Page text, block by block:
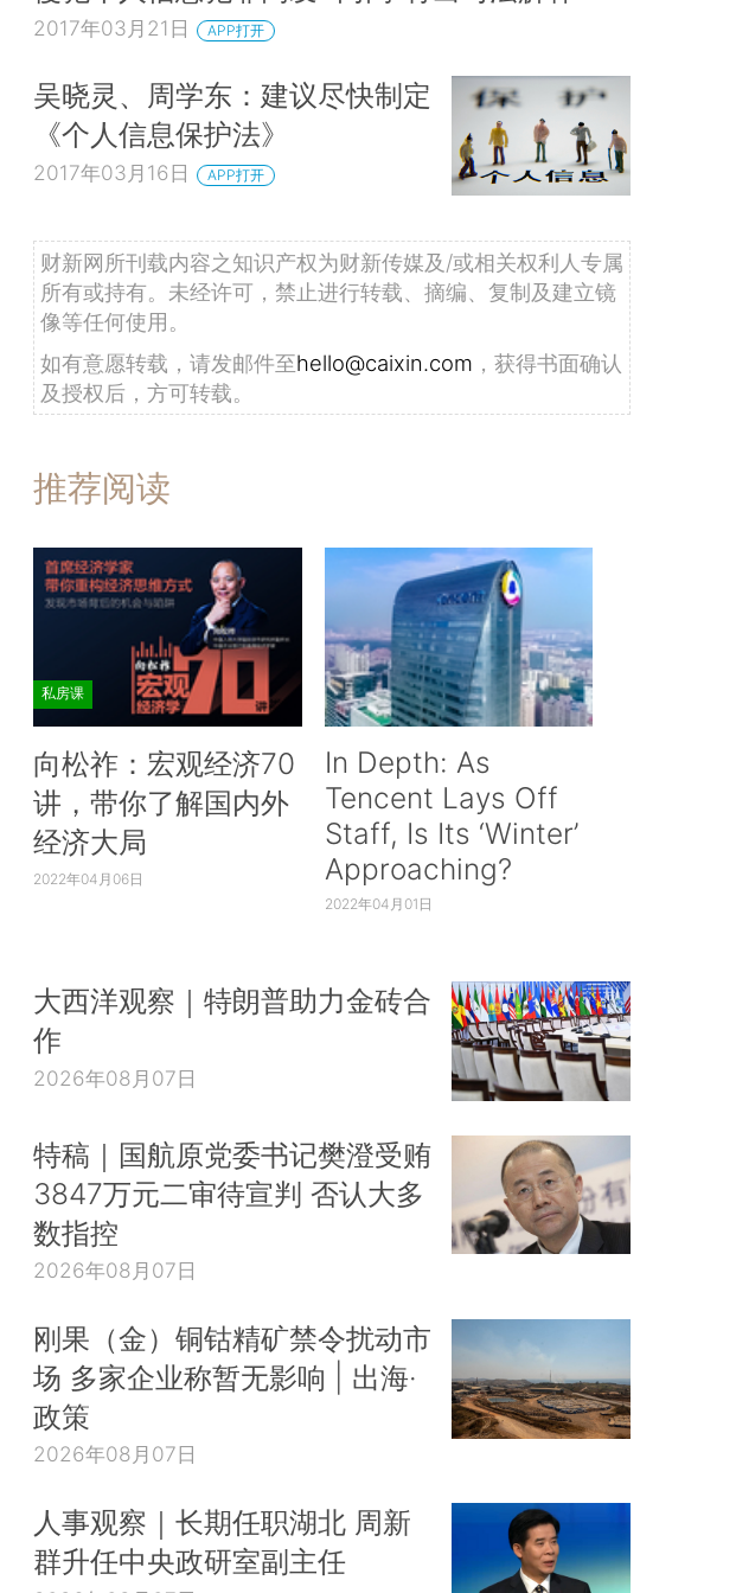
2017年03月21日 APP打开
吴晓灵、周学东：建议尽快制定
《个人信息保护法》
2017年03月16日 APP打开
财新网所刊载内容之知识产权为财新传媒及/或相关权利人专属
所有或持有。未经许可，禁止进行转载、摘编、复制及建立镜
像等任何使用。
如有意愿转载，请发邮件至hello@caixin.com ，获得书面确认
及授权后，方可转载。
推荐阅读
私房课
向松祚：宏观经济70
讲，带你了解国内外
经济大局
2022年04月06日
In Depth: As
Tencent Lays Off
Staff, Is Its ‘Winter’
Approaching?
2022年04月01日
大西洋观察｜特朗普助力金砖合
作
2026年08月07日
特稿｜国航原党委书记樊澄受贿
3847万元二审待宣判 否认大多
数指控
2026年08月07日
刚果（金）铜钴精矿禁令扰动市
场 多家企业称暂无影响 | 出海·
政策
2026年08月07日
人事观察｜长期任职湖北 周新
群升任中央政研室副主任